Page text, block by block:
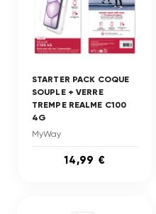
STARTER PACK COQUE
SOUPLE + VERRE
TREMPE REALME C100
4G
MyWay
14,99 €